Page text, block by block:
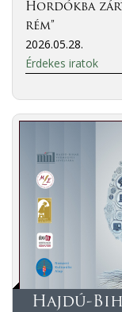
Hordókba
rém”
2026.05.28.
Érdekes iratok
Hajdú-